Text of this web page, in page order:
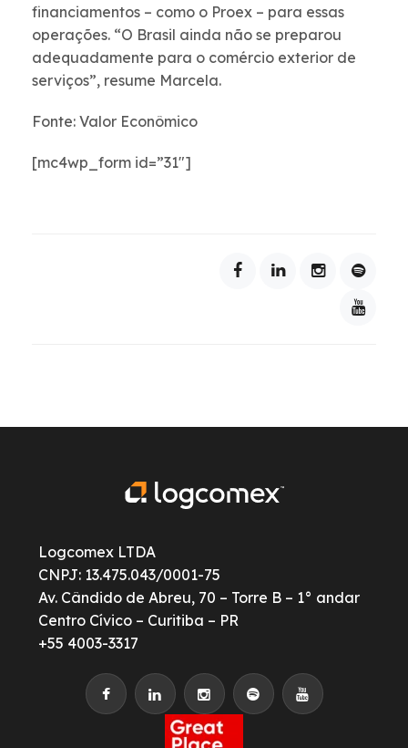
financiamentos – como o Proex – para essas
operações. “O Brasil ainda não se preparou
adequadamente para o comércio exterior de
serviços”, resume Marcela.
Fonte: Valor Econômico
[mc4wp_form id=”31″]
Logcomex LTDA
CNPJ: 13.475.043/0001-75
Av. Cândido de Abreu, 70 – Torre B – 1° andar
Centro Cívico – Curitiba – PR
+55 4003-3317